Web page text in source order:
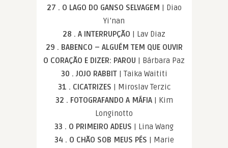
27 . O LAGO DO GANSO SELVAGEM | Diao
Yi’nan
28 . A INTERRUPÇÃO | Lav Diaz
29 . BABENCO – ALGUÉM TEM QUE OUVIR
O CORAÇÃO E DIZER: PAROU | Bárbara Paz
30 . JOJO RABBIT | Taika Waititi
31 . CICATRIZES | Miroslav Terzic
32 . FOTOGRAFANDO A MÁFIA | Kim
Longinotto
33 . O PRIMEIRO ADEUS | Lina Wang
34 . O CHÃO SOB MEUS PÉS | Marie